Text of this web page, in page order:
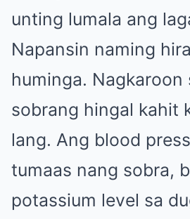
unting lumala ang
Napansin naming
huminga. Nagkaroon
sobrang hingal kahit
lang. Ang blood
tumaas nang sobra,
potassium level sa